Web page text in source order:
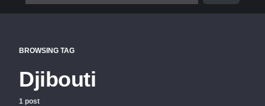
BROWSING TAG
Djibouti
1 post